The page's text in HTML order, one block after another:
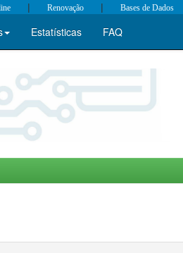
| Renovação | Bases de Dados
Estatísticas FAQ